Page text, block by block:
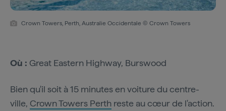
Crown Towers, Perth, Australie Occidentale © Crown Towers
Où : Great Eastern Highway, Burswood
Bien qu'il soit à 15 minutes en voiture du centre-
ville, Crown Towers Perth reste au cœur de l'action.